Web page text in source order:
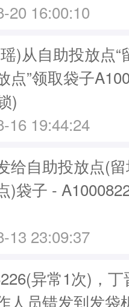
20 16:00:10
)从自助投放点“
点”领取袋子
)
16 19:44:24
给自助投放点(
)袋子 -
13 23:09:37
异常1次)，
人员错发到发袋